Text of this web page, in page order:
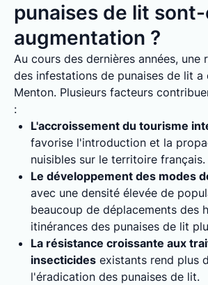
punaises de lit
augmentation ?
Au cours des dernières années, une
des infestations de punaises de lit a
Menton. Plusieurs facteurs
:
L'accroissement du tourisme
favorise l'introduction et la
nuisibles sur le territoire français.
Le développement des modes
avec une densité élevée de
beaucoup de déplacements des
itinérances des punaises de lit
La résistance croissante aux
insecticides existants rend plus
l'éradication des punaises de lit.